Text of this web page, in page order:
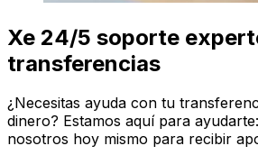
Xe 24/5 soporte
transferencias
¿Necesitas ayuda con tu
dinero? Estamos aquí para
nosotros hoy mismo para recibir